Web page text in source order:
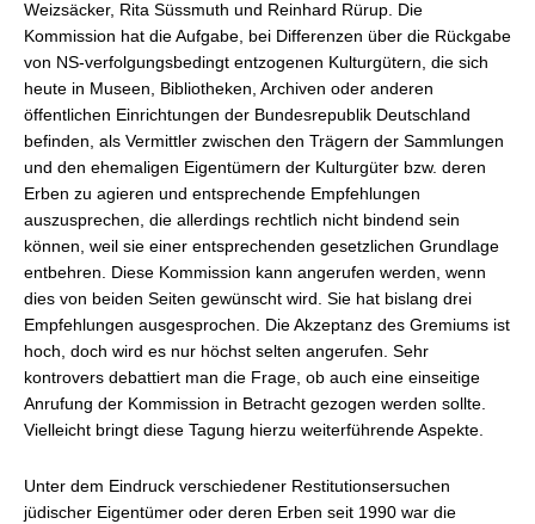
Weizsäcker, Rita Süssmuth und Reinhard Rürup. Die
Kommission hat die Aufgabe, bei Differenzen über die Rückgabe
von NS-verfolgungsbedingt entzogenen Kulturgütern, die sich
heute in Museen, Bibliotheken, Archiven oder anderen
öffentlichen Einrichtungen der Bundesrepublik Deutschland
befinden, als Vermittler zwischen den Trägern der Sammlungen
und den ehemaligen Eigentümern der Kulturgüter bzw. deren
Erben zu agieren und entsprechende Empfehlungen
auszusprechen, die allerdings rechtlich nicht bindend sein
können, weil sie einer entsprechenden gesetzlichen Grundlage
entbehren. Diese Kommission kann angerufen werden, wenn
dies von beiden Seiten gewünscht wird. Sie hat bislang drei
Empfehlungen ausgesprochen. Die Akzeptanz des Gremiums ist
hoch, doch wird es nur höchst selten angerufen. Sehr
kontrovers debattiert man die Frage, ob auch eine einseitige
Anrufung der Kommission in Betracht gezogen werden sollte.
Vielleicht bringt diese Tagung hierzu weiterführende Aspekte.
Unter dem Eindruck verschiedener Restitutionsersuchen
jüdischer Eigentümer oder deren Erben seit 1990 war die